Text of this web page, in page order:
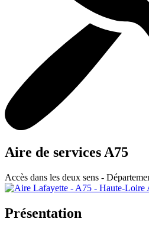
Aire de services A75
Accès dans les deux sens -
Présentation